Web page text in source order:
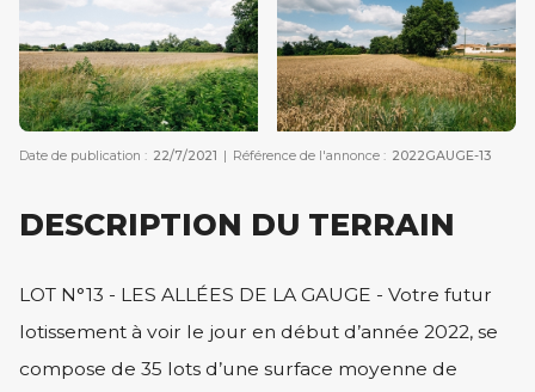
Date de publication : 22/7/2021 | Référence de l'annonce : 2022GAUGE-13
DESCRIPTION DU TERRAIN
LOT N°13 - LES ALLÉES DE LA GAUGE - Votre futur
lotissement à voir le jour en début d’année 2022, se
compose de 35 lots d’une surface moyenne de